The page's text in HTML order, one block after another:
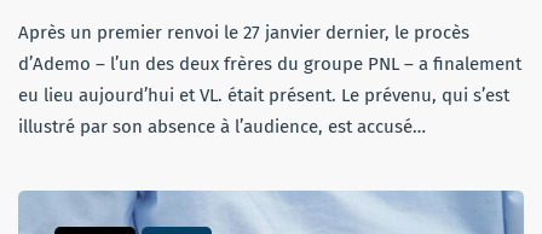
Après un premier renvoi le 27 janvier dernier, le procès
d’Ademo – l’un des deux frères du groupe PNL – a finalement
eu lieu aujourd’hui et VL. était présent. Le prévenu, qui s’est
illustré par son absence à l’audience, est accusé…